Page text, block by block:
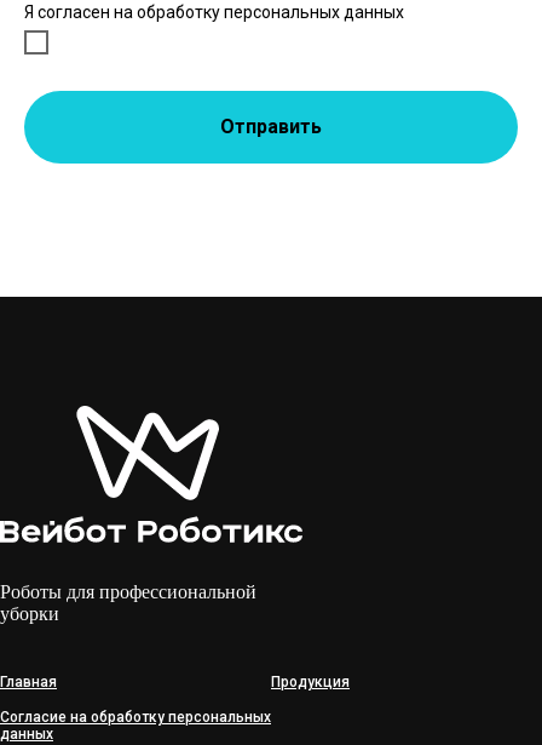
Я согласен на обработку персональных данных
Отправить
Роботы для профессиональной
уборки
Главная
Согласие на обработку персональных
данных
Продукция